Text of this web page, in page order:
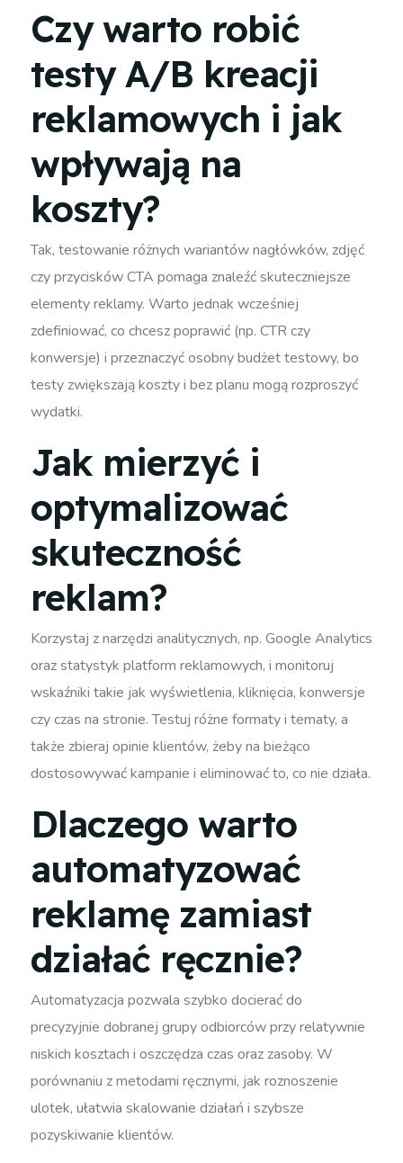
Czy warto robić
testy A/B kreacji
reklamowych i jak
wpływają na
koszty?
Tak, testowanie różnych wariantów nagłówków, zdjęć
czy przycisków CTA pomaga znaleźć skuteczniejsze
elementy reklamy. Warto jednak wcześniej
zdefiniować, co chcesz poprawić (np. CTR czy
konwersje) i przeznaczyć osobny budżet testowy, bo
testy zwiększają koszty i bez planu mogą rozproszyć
wydatki.
Jak mierzyć i
optymalizować
skuteczność
reklam?
Korzystaj z narzędzi analitycznych, np. Google Analytics
oraz statystyk platform reklamowych, i monitoruj
wskaźniki takie jak wyświetlenia, kliknięcia, konwersje
czy czas na stronie. Testuj różne formaty i tematy, a
także zbieraj opinie klientów, żeby na bieżąco
dostosowywać kampanie i eliminować to, co nie działa.
Dlaczego warto
automatyzować
reklamę zamiast
działać ręcznie?
Automatyzacja pozwala szybko docierać do
precyzyjnie dobranej grupy odbiorców przy relatywnie
niskich kosztach i oszczędza czas oraz zasoby. W
porównaniu z metodami ręcznymi, jak roznoszenie
ulotek, ułatwia skalowanie działań i szybsze
pozyskiwanie klientów.